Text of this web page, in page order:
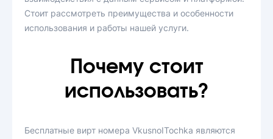
Стоит рассмотреть преимущества и особенности
использования и работы нашей услуги.
Почему стоит
использовать?
Бесплатные вирт номера VkusnoITochka являются